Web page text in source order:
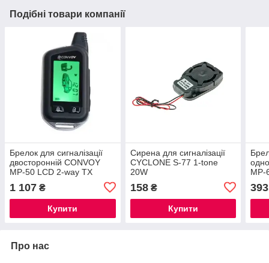
Подібні товари компанії
Брелок для сигналізації
двосторонній CONVOY
MP-50 LCD 2-way TX
1 107 ₴
Купити
Сирена для сигналізації
CYCLONE S-77 1-tone
20W
158₴
Купити
MP-
393
Про нас